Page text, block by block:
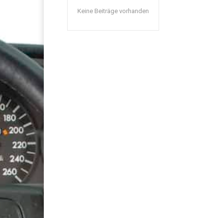
Keine Beiträge vorhanden